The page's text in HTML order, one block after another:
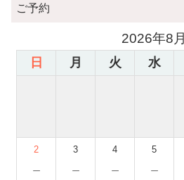
ご予約
2026年8月
日 月 火 水
2
－
3
－
4
－
5
－